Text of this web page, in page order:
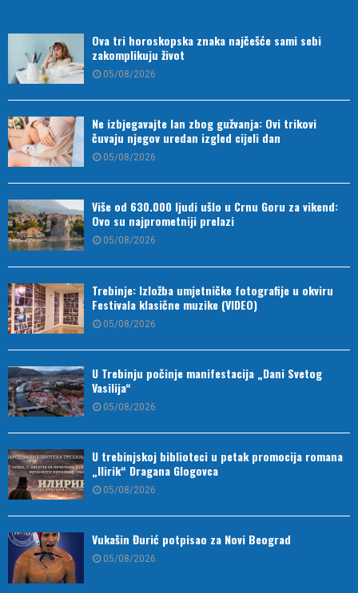
Ova tri horoskopska znaka najčešće sami sebi
zakomplikuju život
05/08/2026
Ne izbjegavajte lan zbog gužvanja: Ovi trikovi
čuvaju njegov uredan izgled cijeli dan
05/08/2026
Više od 630.000 ljudi ušlo u Crnu Goru za vikend:
Ovo su najprometniji prelazi
05/08/2026
Trebinje: Izložba umjetničke fotografije u okviru
Festivala klasične muzike (VIDEO)
05/08/2026
U Trebinju počinje manifestacija „Dani Svetog
Vasilija“
05/08/2026
U trebinjskoj biblioteci u petak promocija romana
„Ilirik“ Dragana Glogovca
05/08/2026
Vukašin Đurić potpisao za Novi Beograd
05/08/2026